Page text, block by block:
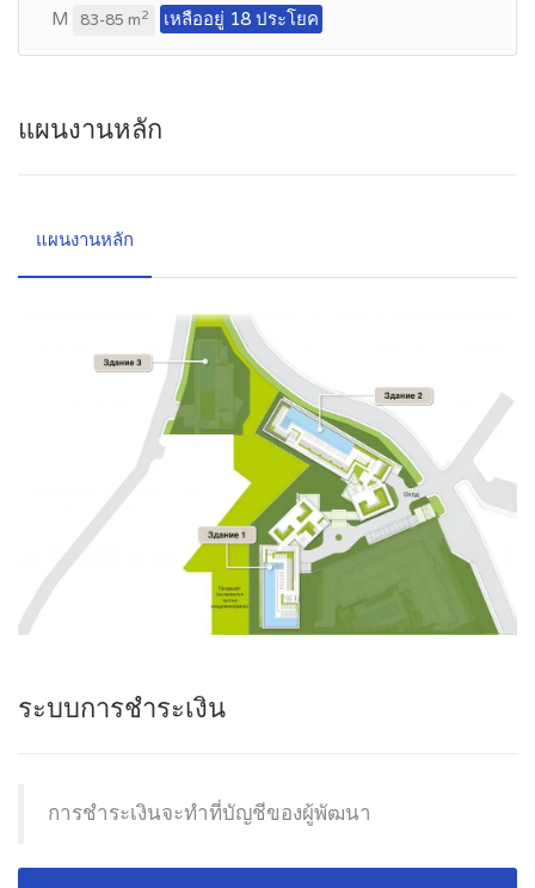
M
83-85 m2 เหลืออยู่ 18 ประโยค
แผนงานหลัก
แผนงานหลัก
ระบบการชำระเงิน
การชำระเงินจะทำที่บัญชีของผู้พัฒนา